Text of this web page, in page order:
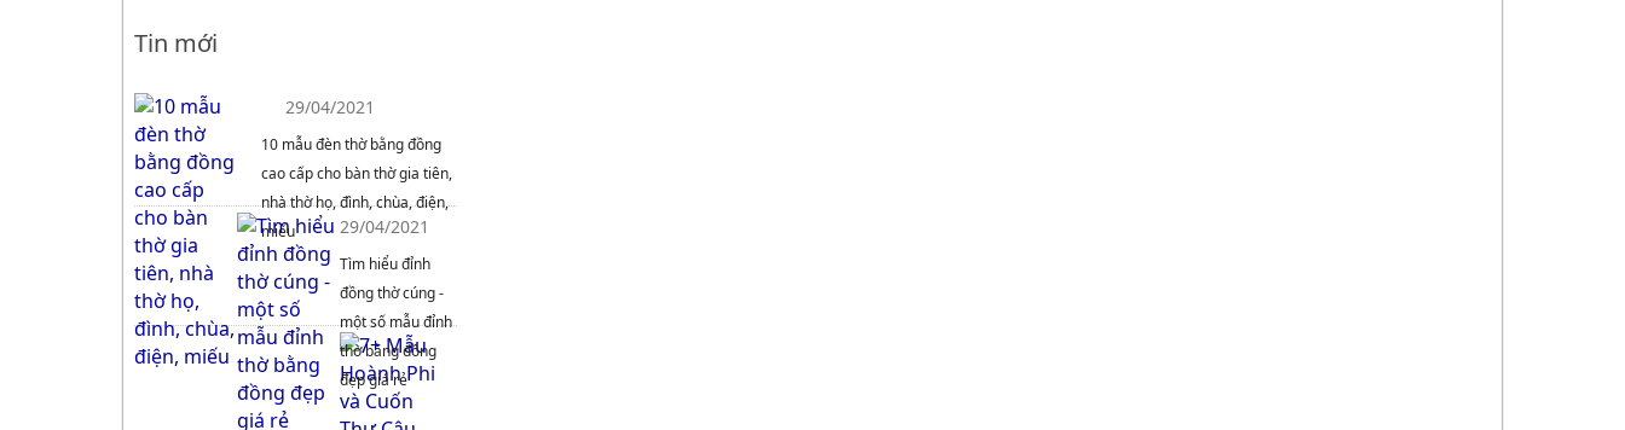
Tin mới
29/04/2021
10 mẫu đèn thờ bằng đồng
cao cấp cho bàn thờ gia tiên,
nhà thờ họ, đình, chùa, điện,
miếu
29/04/2021
Tìm hiểu đỉnh
đồng thờ cúng -
một số mẫu đỉnh
thờ bằng đồng
đẹp giá rẻ